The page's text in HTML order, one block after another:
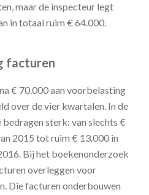
maar de inspecteur legt
in totaal ruim € 64.000.
facturen
€ 70.000 aan voorbelasting
over de vier kwartalen. In de
sterk: van slechts €
2015 tot ruim € 13.000 in
Bij het boekenonderzoek
overleggen voor
Die facturen onderbouwen